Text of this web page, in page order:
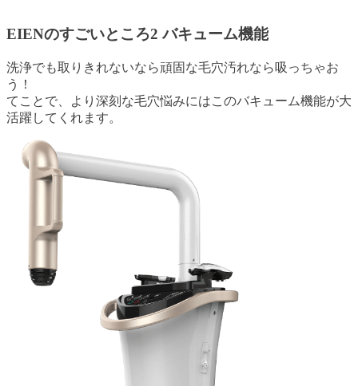
EIENのすごいところ2 バキューム機能
洗浄でも取りきれないなら頑固な毛穴汚れなら吸っちゃお
う！
てことで、より深刻な毛穴悩みにはこのバキューム機能が大
活躍してくれます。